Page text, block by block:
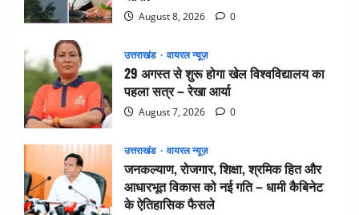
August 8, 2026 0
उत्तराखंड वायरल न्यूज़
29 अगस्त से शुरू होगा खेल विश्वविद्यालय का
पहला सत्र – रेखा आर्या
August 7, 2026 0
उत्तराखंड वायरल न्यूज़
जनकल्याण, रोजगार, शिक्षा, श्रमिक हित और
आधारभूत विकास को नई गति – धामी कैबिनेट
के ऐतिहासिक फैसले